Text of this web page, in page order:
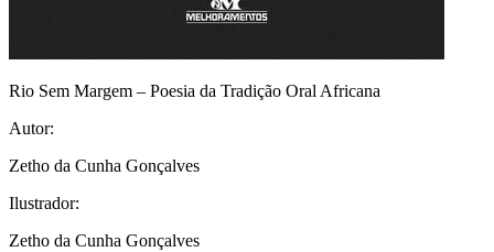
Rio Sem Margem – Poesia da Tradição Oral Africana
Autor:
Zetho da Cunha Gonçalves
Ilustrador:
Zetho da Cunha Gonçalves